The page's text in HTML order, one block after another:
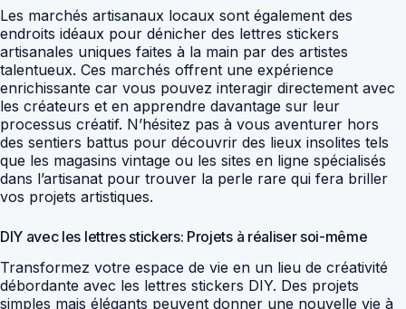
Les marchés artisanaux locaux sont également des
endroits idéaux pour dénicher des lettres stickers
artisanales uniques faites à la main par des artistes
talentueux. Ces marchés offrent une expérience
enrichissante car vous pouvez interagir directement avec
les créateurs et en apprendre davantage sur leur
processus créatif. N’hésitez pas à vous aventurer hors
des sentiers battus pour découvrir des lieux insolites tels
que les magasins vintage ou les sites en ligne spécialisés
dans l’artisanat pour trouver la perle rare qui fera briller
vos projets artistiques.
DIY avec les lettres stickers: Projets à réaliser soi-même
Transformez votre espace de vie en un lieu de créativité
débordante avec les lettres stickers DIY. Des projets
simples mais élégants peuvent donner une nouvelle vie à